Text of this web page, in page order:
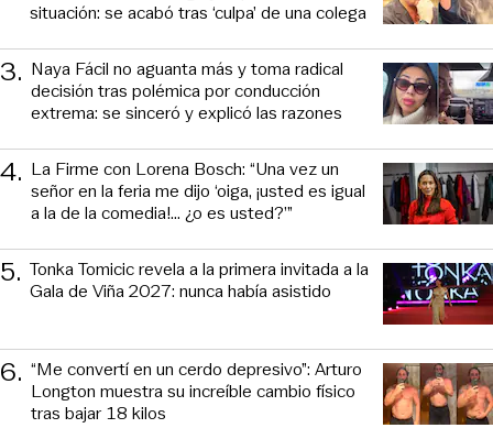
situación: se acabó tras ‘culpa’ de una colega
3. Naya Fácil no aguanta más y toma radical
decisión tras polémica por conducción
extrema: se sinceró y explicó las razones
4. La Firme con Lorena Bosch: “Una vez un
señor en la feria me dijo ‘oiga, ¡usted es igual
a la de la comedia!... ¿o es usted?’”
5. Tonka Tomicic revela a la primera invitada a la
Gala de Viña 2027: nunca había asistido
6. “Me convertí en un cerdo depresivo”: Arturo
Longton muestra su increíble cambio físico
tras bajar 18 kilos